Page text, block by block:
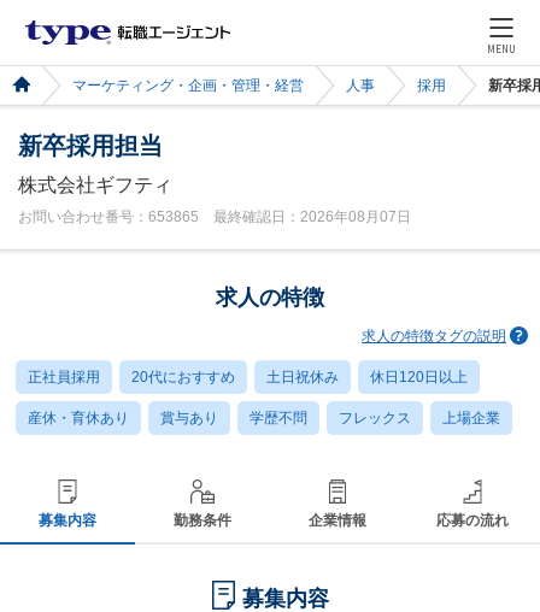
MENU
マーケティング・企画・管理・経営 人事 採用 新卒採
新卒採用担当
株式会社ギフティ
お問い合わせ番号：653865 最終確認日：2026年08月07日
求人の特徴
求人の特徴タグの説明
正社員採用 20代におすすめ 土日祝休み 休日120日以上
産休・育休あり 賞与あり 学歴不問 フレックス 上場企業
募集内容 勤務条件 企業情報 応募の流れ
募集内容